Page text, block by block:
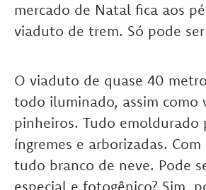
mercado de Natal fica aos
viaduto de trem. Só pode
O viaduto de quase 40
todo iluminado, assim como
pinheiros. Tudo emoldurado
íngremes e arborizadas.
tudo branco de neve. Pode
especial e fotogênico? Sim,